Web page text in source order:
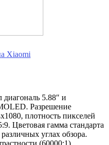
Xiaomi
5.88″ и
Разрешение
плотность пикселей
Цветовая гамма стандарта
углах обзора.